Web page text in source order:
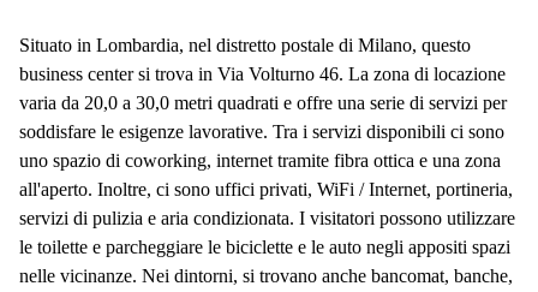
Situato in Lombardia, nel distretto postale di Milano, questo
business center si trova in Via Volturno 46. La zona di locazione
varia da 20,0 a 30,0 metri quadrati e offre una serie di servizi per
soddisfare le esigenze lavorative. Tra i servizi disponibili ci sono
uno spazio di coworking, internet tramite fibra ottica e una zona
all'aperto. Inoltre, ci sono uffici privati, WiFi / Internet, portineria,
servizi di pulizia e aria condizionata. I visitatori possono utilizzare
le toilette e parcheggiare le biciclette e le auto negli appositi spazi
nelle vicinanze. Nei dintorni, si trovano anche bancomat, banche,